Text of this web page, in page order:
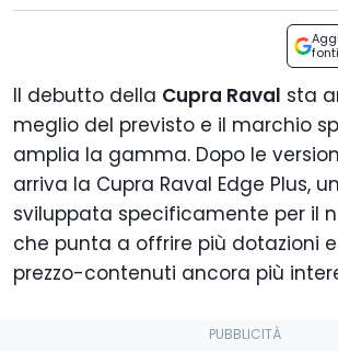
Il debutto della Cupra Raval sta
meglio del previsto e il marchio
amplia la gamma. Dopo le
arriva la Cupra Raval Edge Plus,
sviluppata specificamente per il
che punta a offrire più dotazioni
prezzo-contenuti ancora più